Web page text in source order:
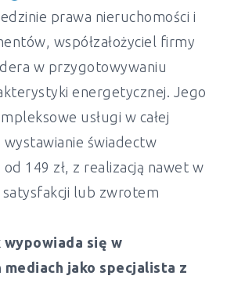
prawa nieruchomości i
współzałożyciel firmy
w przygotowywaniu
energetycznej. Jego
usługi w całej
świadectw
149 zł, z realizacją nawet w
satysfakcji lub zwrotem
wypowiada się w
jako specjalista z